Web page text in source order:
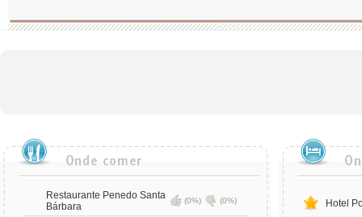
Restaurante Penedo Santa
Bárbara
(0%) (0%) Hotel